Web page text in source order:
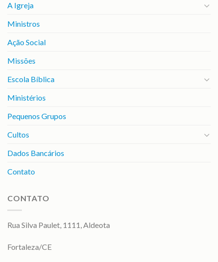
A Igreja
Ministros
Ação Social
Missões
Escola Bíblica
Ministérios
Pequenos Grupos
Cultos
Dados Bancários
Contato
CONTATO
Rua Silva Paulet, 1111, Aldeota
Fortaleza/CE